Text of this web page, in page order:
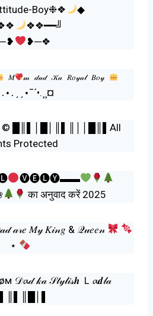
Boy❉❖
◆
❖❖━━╝
❥─❖
𝑀
𝓂 𝒹𝒶𝒹 𝒦𝒶 𝑅𝑜𝓎𝒶𝓁 𝐵𝑜𝓎
¯´•.¸¸¤
© █║▌│█│║▌║││█║▌All
Protected
🅥🅔🅛🅨▬▬
का अनुवाद करें 2025
𝒶𝓇𝑒 𝑀𝓎 𝐾𝒾𝓃𝑔 & 𝒬𝓊𝑒𝑒𝓃
⋆
𝓀𝒶 𝒮𝓉𝓎𝓁𝒾𝓈𝒉 Ｌ𝓪𝒅𝓁𝒶